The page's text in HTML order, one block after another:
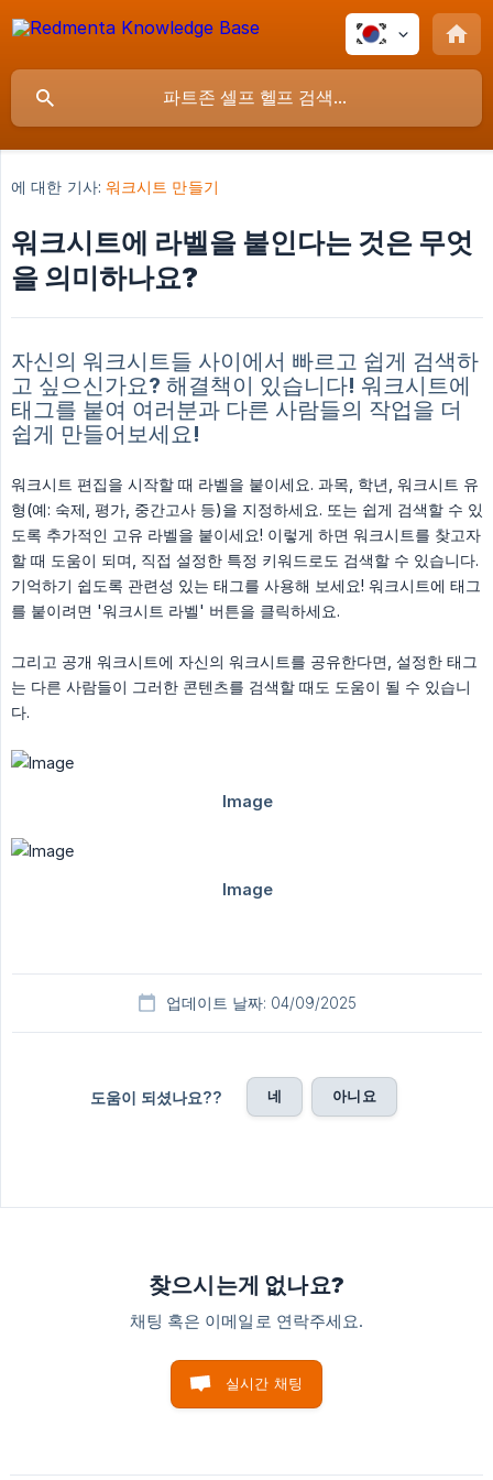
에 대한 기사: 워크시트 만들기
워크시트에 라벨을 붙인다는 것은 무엇
을 의미하나요?
자신의 워크시트들 사이에서 빠르고 쉽게 검색하
고 싶으신가요? 해결책이 있습니다! 워크시트에
태그를 붙여 여러분과 다른 사람들의 작업을 더
쉽게 만들어보세요!
워크시트 편집을 시작할 때 라벨을 붙이세요. 과목, 학년, 워크시트 유
형(예: 숙제, 평가, 중간고사 등)을 지정하세요. 또는 쉽게 검색할 수 있
도록 추가적인 고유 라벨을 붙이세요! 이렇게 하면 워크시트를 찾고자
할 때 도움이 되며, 직접 설정한 특정 키워드로도 검색할 수 있습니다.
기억하기 쉽도록 관련성 있는 태그를 사용해 보세요! 워크시트에 태그
를 붙이려면 '워크시트 라벨' 버튼을 클릭하세요.
그리고 공개 워크시트에 자신의 워크시트를 공유한다면, 설정한 태그
는 다른 사람들이 그러한 콘텐츠를 검색할 때도 도움이 될 수 있습니
다.
업데이트 날짜: 04/09/2025
도움이 되셨나요?? 네 아니요
찾으시는게 없나요?
채팅 혹은 이메일로 연락주세요.
실시간 채팅